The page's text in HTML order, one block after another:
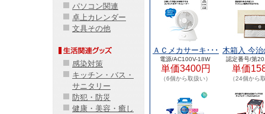
ＡＣメカサーキ･･･
電源/AC100V-18W
単価3400円
（6個から取扱い）
木箱入 今治
認定番号/第
単価
（24個から
パソコン関連
卓上カレンダー
文具その他
感染対策
キッチン・バス・
サニタリー
防犯・防災
健康・美容・癒し